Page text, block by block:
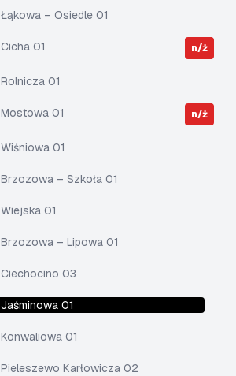
Łąkowa – Osiedle 01
Cicha 01 n/ż
Rolnicza 01
Mostowa 01 n/ż
Wiśniowa 01
Brzozowa – Szkoła 01
Wiejska 01
Brzozowa – Lipowa 01
Ciechocino 03
Jaśminowa 01
Konwaliowa 01
Pieleszewo Karłowicza 02